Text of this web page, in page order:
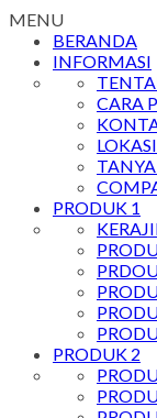
MENU
BERANDA
INFORMASI
CARA
PRODUK 1
PRODUK 2